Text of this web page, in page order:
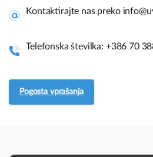
Kontaktirajte nas preko
Telefonska številka: +386 70
Pogosta vprašanja
strani in takojšnje informacije.
Vodiči za sestavo